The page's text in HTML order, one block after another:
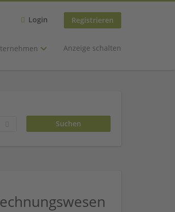
Login Registrieren
Anzeige schalten